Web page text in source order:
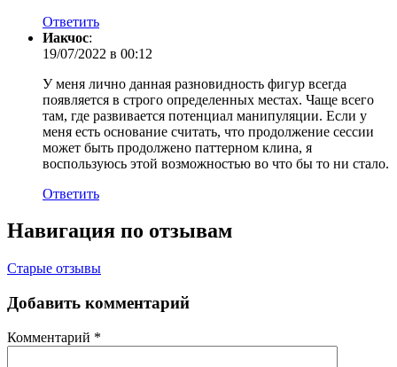
Ответить
Иакчос:
19/07/2022 в 00:12
У меня лично данная разновидность фигур всегда
появляется в строго определенных местах. Чаще всего
там, где развивается потенциал манипуляции. Если у
меня есть основание считать, что продолжение сессии
может быть продолжено паттерном клина, я
воспользуюсь этой возможностью во что бы то ни стало.
Ответить
Навигация по отзывам
Старые отзывы
Добавить комментарий
Комментарий *